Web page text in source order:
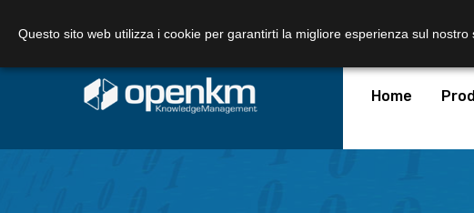
Home
Questo sito web utilizza i cookie per garantirti la migliore esperienza sul nostro